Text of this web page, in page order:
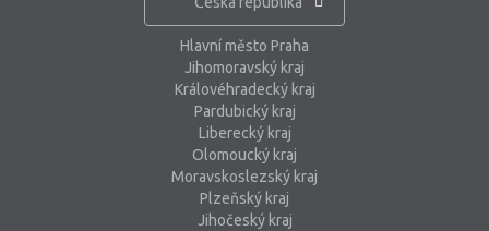
Hlavní město Praha
Jihomoravský kraj
Královéhradecký kraj
Pardubický kraj
Liberecký kraj
Olomoucký kraj
Moravskoslezský kraj
Plzeňský kraj
Jihočeský kraj